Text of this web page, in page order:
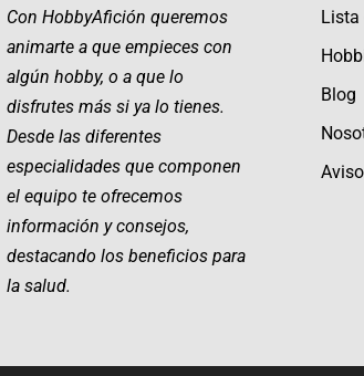
Con HobbyAfición queremos
animarte a que empieces con
algún hobby, o a que lo
disfrutes más si ya lo tienes.
Desde las diferentes
especialidades que componen
el equipo te ofrecemos
información y consejos,
destacando los beneficios para
la salud.
Lista
Blog